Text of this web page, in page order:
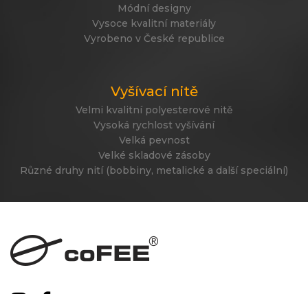
Módní designy
Vysoce kvalitní materiály
Vyrobeno v České republice
Vyšívací nitě
Velmi kvalitní polyesterové nitě
Vysoká rychlost vyšívání
Velká pevnost
Velké skladové zásoby
Různé druhy nití (bobbiny, metalické a další speciální)